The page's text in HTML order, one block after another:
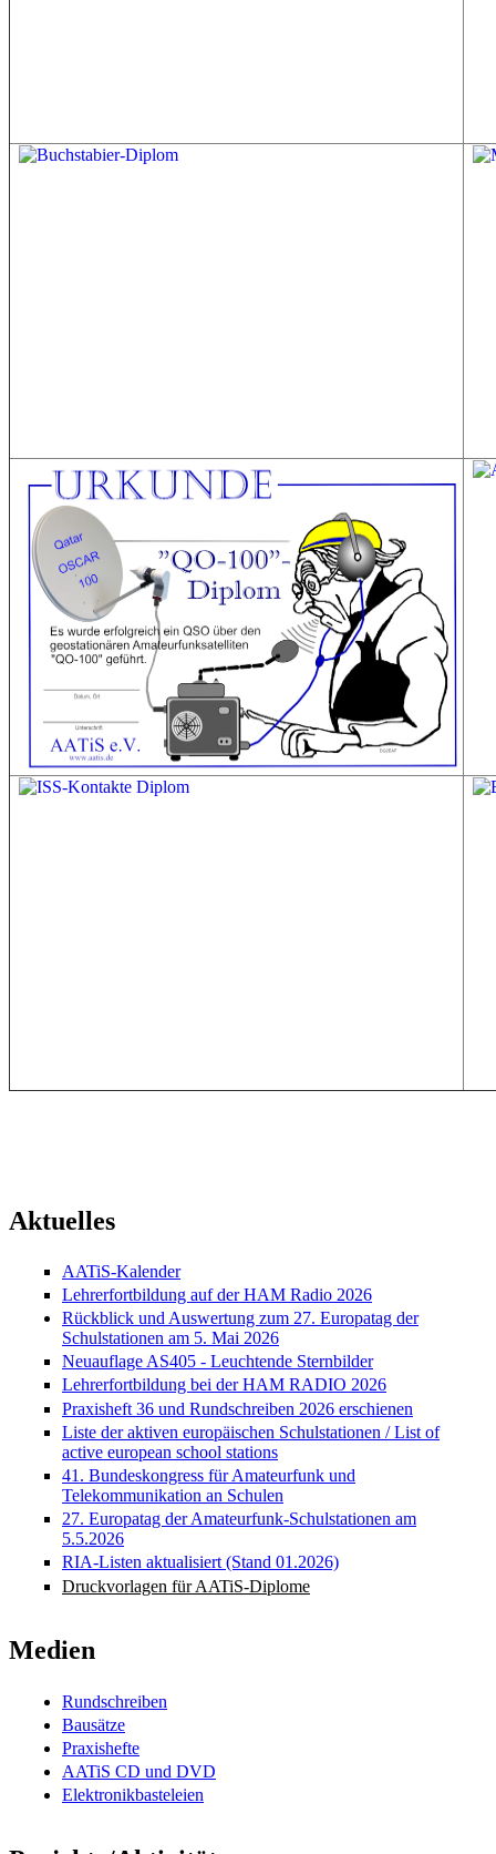
Aktuelles
AATiS-Kalender
Lehrerfortbildung auf der HAM Radio 2026
Rückblick und Auswertung zum 27. Europatag der
Schulstationen am 5. Mai 2026
Neuauflage AS405 - Leuchtende Sternbilder
Lehrerfortbildung bei der HAM RADIO 2026
Praxisheft 36 und Rundschreiben 2026 erschienen
Liste der aktiven europäischen Schulstationen / List of
active european school stations
41. Bundeskongress für Amateurfunk und
Telekommunikation an Schulen
27. Europatag der Amateurfunk-Schulstationen am
5.5.2026
RIA-Listen aktualisiert (Stand 01.2026)
Druckvorlagen für AATiS-Diplome
Medien
Rundschreiben
Bausätze
Praxishefte
AATiS CD und DVD
Elektronikbasteleien